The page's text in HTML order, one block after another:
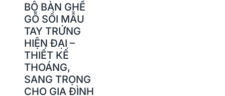
BỘ BÀN GHẾ
GỖ SỒI MẪU
TAY TRỨNG
HIỆN ĐẠI –
THIẾT KẾ
THOÁNG,
SANG TRỌNG
CHO GIA ĐÌNH